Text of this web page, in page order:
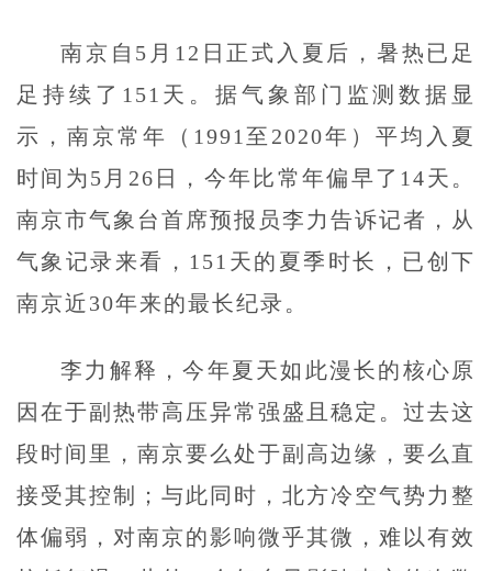
南京自5月12日正式入夏后，暑热已足
足持续了151天。据气象部门监测数据显
示，南京常年（1991至2020年）平均入夏
时间为5月26日，今年比常年偏早了14天。
南京市气象台首席预报员李力告诉记者，从
气象记录来看，151天的夏季时长，已创下
南京近30年来的最长纪录。
李力解释，今年夏天如此漫长的核心原
因在于副热带高压异常强盛且稳定。过去这
段时间里，南京要么处于副高边缘，要么直
接受其控制；与此同时，北方冷空气势力整
体偏弱，对南京的影响微乎其微，难以有效